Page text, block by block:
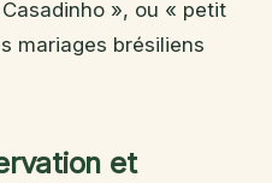
», ou « petit
mariages brésiliens
et